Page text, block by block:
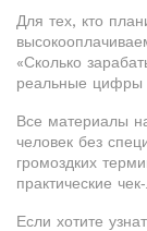
Для тех, кто
«Сколько
реальные цифры
Все материалы
человек без
громоздких
практические
Если хотите